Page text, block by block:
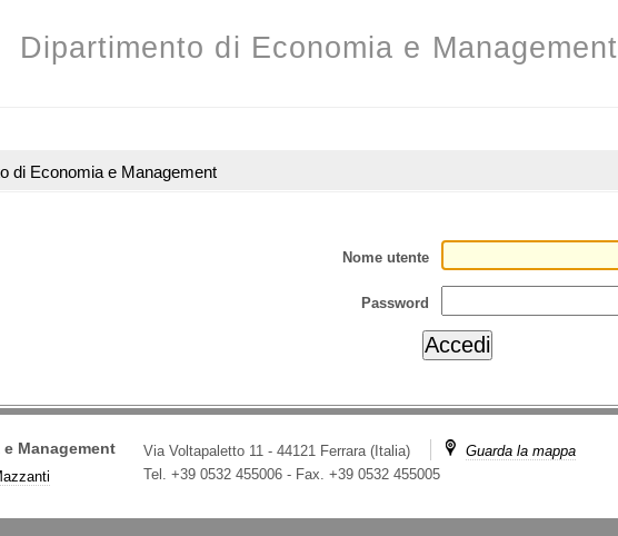
Dipartimento di Economia e Management
di Economia e Management
Nome utente
Password
Management Via Voltapaletto 11 - 44121 Ferrara (Italia)
Guarda la mappa
Tel. +39 0532 455006- Fax. +39 0532 455005